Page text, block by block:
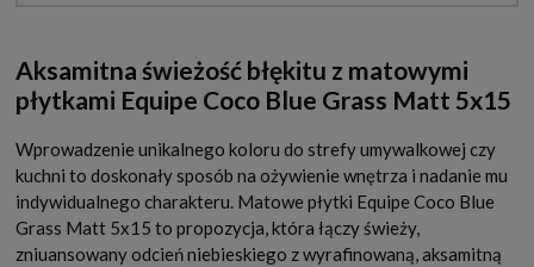
Aksamitna świeżość błękitu z matowymi
płytkami Equipe Coco Blue Grass Matt 5x15
Wprowadzenie unikalnego koloru do strefy umywalkowej czy
kuchni to doskonały sposób na ożywienie wnętrza i nadanie mu
indywidualnego charakteru. Matowe płytki Equipe Coco Blue
Grass Matt 5x15 to propozycja, która łączy świeży,
zniuansowany odcień niebieskiego z wyrafinowaną, aksamitną